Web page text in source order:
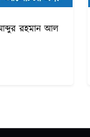
রহমান আল